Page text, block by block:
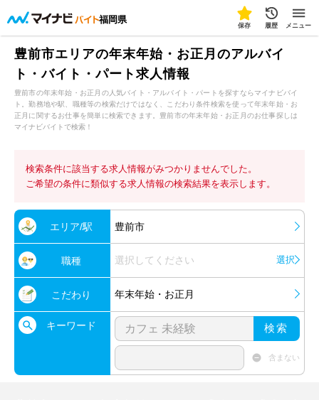
福岡県
保存 履歴 メニュー
豊前市エリアの年末年始・お正月のアルバイ
ト・バイト・パート求人情報
豊前市の年末年始・お正月の人気バイト・アルバイト・パートを探すならマイナビバイ
ト。勤務地や駅、職種等の検索だけではなく、こだわり条件検索を使って年末年始・お
正月に関するお仕事を簡単に検索できます。豊前市の年末年始・お正月のお仕事探しは
マイナビバイトで検索！
検索条件に該当する求人情報がみつかりませんでした。
ご希望の条件に類似する求人情報の検索結果を表示します。
エリア/駅 豊前市
職種 選択してください 選択
こだわり 年末年始・お正月
キーワード 検索
含まない